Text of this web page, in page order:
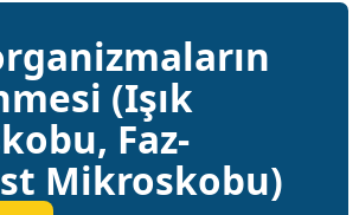
(Işık
Faz-
Mikroskobu)